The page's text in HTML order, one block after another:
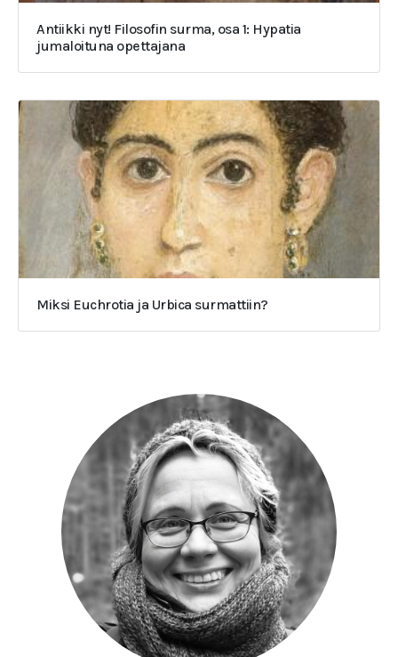
Antiikki nyt! Filosofin surma, osa 1: Hypatia
jumaloituna opettajana
Miksi Euchrotia ja Urbica surmattiin?